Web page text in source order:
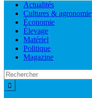
Actualités
Cultures & agronomie
Économie
Élevage
Matériel
Politique
Magazine